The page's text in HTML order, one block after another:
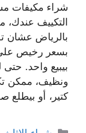
شراء مكيفات
التكييف
بالرياض عشان
بسعر رخيص على
بيبيع واحد.
ونظيف، ممكن
كتير، أو
التصنيفات